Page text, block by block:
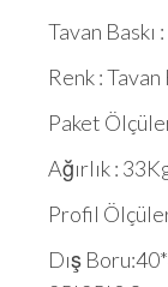
Tavan Baskı
Renk :
Paket
Ağırlık :
Profil
Dış